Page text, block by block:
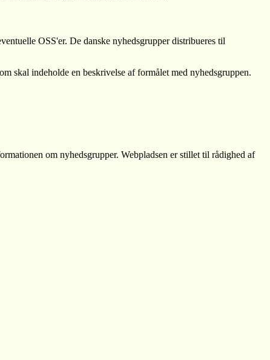
OSS'er. De danske nyhedsgrupper distribueres til
skal indeholde en beskrivelse af formålet med nyhedsgruppen.
om nyhedsgrupper. Webpladsen er stillet til rådighed af